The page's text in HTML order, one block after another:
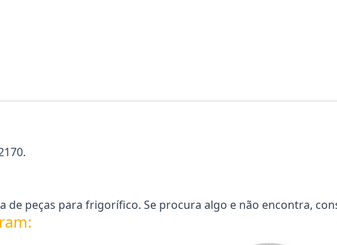
de peças para frigorífico. Se procura algo e não encontra,